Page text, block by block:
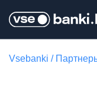
Vsebanki /